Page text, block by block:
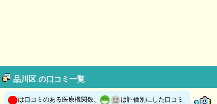
品川区 の口コミ一覧
は口コミのある医療機関数、
は評価別にした口コミ